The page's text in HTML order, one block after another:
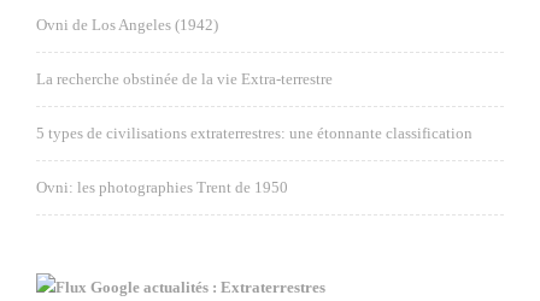
Ovni de Los Angeles (1942)
La recherche obstinée de la vie Extra-terrestre
5 types de civilisations extraterrestres: une étonnante classification
Ovni: les photographies Trent de 1950
Google actualités : Extraterrestres